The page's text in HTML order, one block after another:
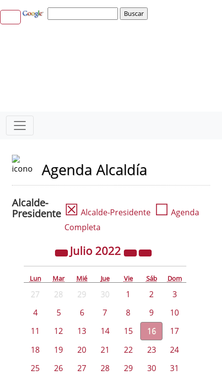
Agenda Alcaldía
Alcalde-
Presidente ☒ Alcalde-Presidente ☐ Agenda
Completa
Julio 2022
Lun Mar Mié Jue Vie Sáb Dom
27 28 29 30 1 2
3
4
5 6 7 8 9
10
11
12 13 14 15 16
17
18
19 20 21 22 23
24
25
26 27 28 29 30
31